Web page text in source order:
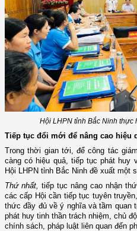
Hội LHPN tỉnh Bắc Ninh thực
Tiếp tục đổi mới để nâng cao hiệu
Trong thời gian tới, để công tác
càng có hiệu quả, tiếp tục phát
Hội LHPN tỉnh Bắc Ninh đề xuất một
Thứ nhất, tiếp tục nâng cao nhận
các cấp Hội cần tiếp tục tuyên
thức đầy đủ về ý nghĩa và tầm quan
phát huy tinh thần trách nhiệm, chủ
chính sách, pháp luật liên quan đến